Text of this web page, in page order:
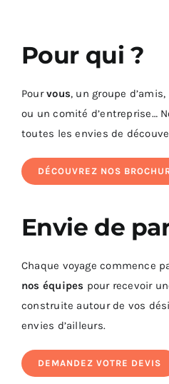
Pour qui ?
Pourvous, un groupe
ou un comité d’entreprise…
toutes les envies de
DÉCOUVREZ NOS
Envie de
Chaque voyage commence
nos équipes pour recevoir
construite autour de vos
envies d’ailleurs.
DEMANDEZ VOTRE DEVIS